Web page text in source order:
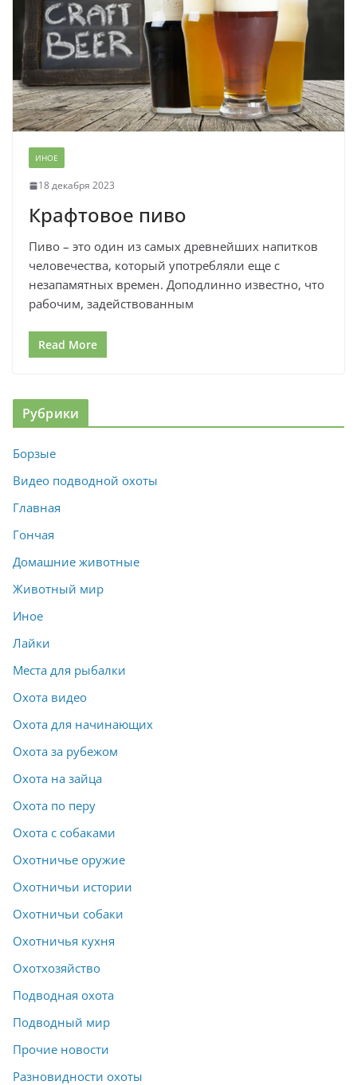
ИНОЕ
18 декабря 2023
Крафтовое пиво
Пиво – это один из самых древнейших напитков
человечества, который употребляли еще с
незапамятных времен. Доподлинно известно, что
рабочим, задействованным
Read More
Рубрики
Борзые
Видео подводной охоты
Главная
Гончая
Домашние животные
Животный мир
Иное
Лайки
Места для рыбалки
Охота видео
Охота для начинающих
Охота за рубежом
Охота на зайца
Охота по перу
Охота с собаками
Охотничье оружие
Охотничьи истории
Охотничьи собаки
Охотничья кухня
Охотхозяйство
Подводная охота
Подводный мир
Прочие новости
Разновидности охоты